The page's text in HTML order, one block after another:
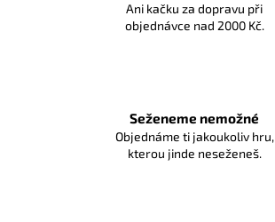
Ani kačku za dopravu při
objednávce nad 2000 Kč.
Seženeme nemožné
Objednáme ti jakoukoliv hru,
kterou jinde neseženeš.